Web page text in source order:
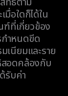
อใดก็ได้ใน
ฑ์ที่เกี่ยวข้อง
ำหนดขีด
เนียมและราย
สอดคล้องกับ
รับค่า